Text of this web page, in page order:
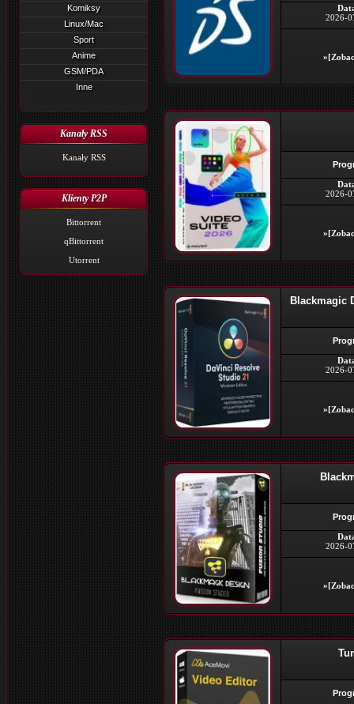
Komiksy
Linux/Mac
Sport
Anime
GSM/PDA
Inne
Kanały RSS
Kanały RSS
Klienty P2P
Bittorrent
qBittorrent
Utorrent
2026-
2026-
Blackmagic
2026-
2026-